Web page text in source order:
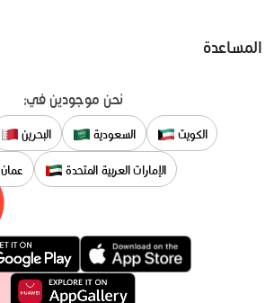
المساعدة
نحن موجودين في:
الكويت السعودية البحرين
الإمارات العربية المتحدة عمان